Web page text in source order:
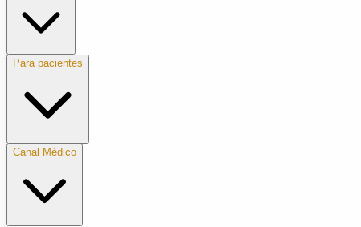
Para pacientes
Canal Médico